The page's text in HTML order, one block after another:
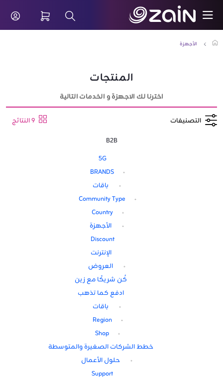
تخطي إلى المحتوى الرئيسي
شريط البحث
الأجهزة
المنتجات
اخترنا لك الاجهزة و الخدمات التالية
التصنيفات
B2B
5G
BRANDS
باقات
Community Type
Country
الأجهزة
Discount
الإنترنت
العروض
كُن شريكًا مع زين
ادفع كما تذهب
باقات
Region
Shop
خطط الشركات الصغيرة والمتوسطة
حلول الأعمال
Support